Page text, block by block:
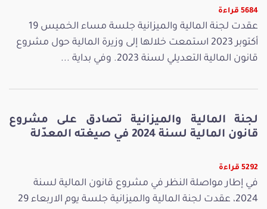
5684 قراءة
عقدت لجنة المالية والميزانية جلسة مساء الخميس 19
أكتوبر 2023 استمعت خلالها إلى وزيرة المالية حول مشروع
قانون المالية التعديلي لسنة 2023. وفي بداية ...
لجنة المالية والميزانية تصادق على مشروع
قانون المالية لسنة 2024 في صيغته المعدّلة
5292 قراءة
في إطار مواصلة النظر في مشروع قانون المالية لسنة
2024، عقدت لجنة المالية والميزانية جلسة يوم الاربعاء 29